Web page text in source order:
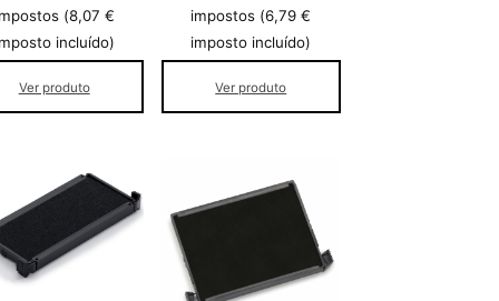
(8,07 €
incluído)
Ver produto
impostos (6,79€
imposto incluído)
Ver produto